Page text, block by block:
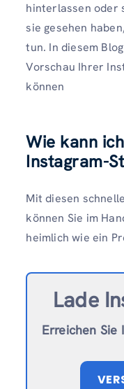
hinterlassen oder
sie gesehen
tun. In diesem
Vorschau Ihrer
können
Wie kann
Instagram-
Mit diesen
können Sie im
heimlich wie ein
Lade
Erreichen Sie